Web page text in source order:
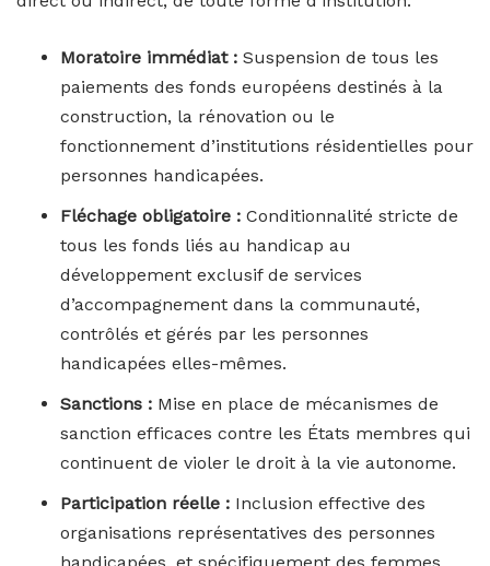
Moratoire immédiat : Suspension de tous les
paiements des fonds européens destinés à la
construction, la rénovation ou le
fonctionnement d’institutions résidentielles pour
personnes handicapées.
Fléchage obligatoire : Conditionnalité stricte de
tous les fonds liés au handicap au
développement exclusif de services
d’accompagnement dans la communauté,
contrôlés et gérés par les personnes
handicapées elles-mêmes.
Sanctions : Mise en place de mécanismes de
sanction efficaces contre les États membres qui
continuent de violer le droit à la vie autonome.
Participation réelle : Inclusion effective des
organisations représentatives des personnes